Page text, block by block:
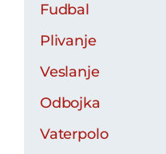
Fudbal
Plivanje
Veslanje
Odbojka
Vaterpolo